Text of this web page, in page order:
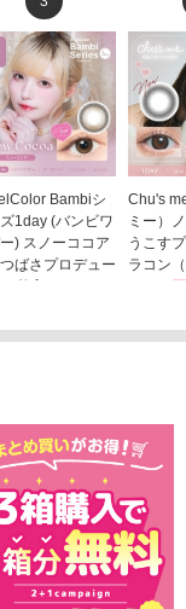
Bambiシ
1day (バンビワ
) スノーココア
ばさプロデュー
Chu's
ミー）
うこす
ラコン